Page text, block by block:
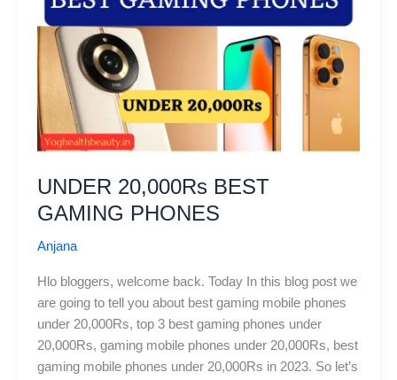
UNDER 20,000Rs BEST
GAMING PHONES
Anjana
Hlo bloggers, welcome back. Today In this blog post we
are going to tell you about best gaming mobile phones
under 20,000Rs, top 3 best gaming phones under
20,000Rs, gaming mobile phones under 20,000Rs, best
gaming mobile phones under 20,000Rs in 2023. So let’s